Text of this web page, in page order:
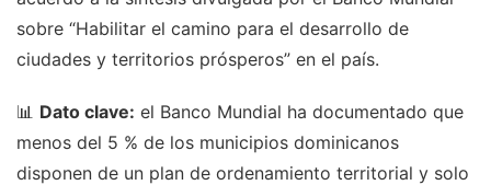
sobre “Habilitar el camino para el desarrollo de
ciudades y territorios prósperos” en el país.
📊 Dato clave: el Banco Mundial ha documentado que
menos del 5 % de los municipios dominicanos
disponen de un plan de ordenamiento territorial y solo